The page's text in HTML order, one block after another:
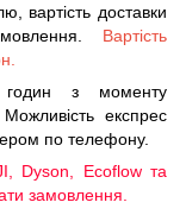
вартість доставки
Вартість
з моменту
експрес
по телефону.
Dyson, Ecoflow та
замовлення.